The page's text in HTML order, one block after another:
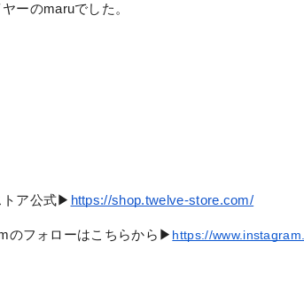
ーのmaruでした。
トア公式▶︎ https://shop.twelve-store.com/
のフォローはこちらから▶︎ https://